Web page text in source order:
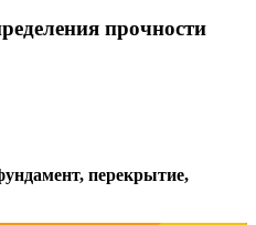
прочности
перекрытие,